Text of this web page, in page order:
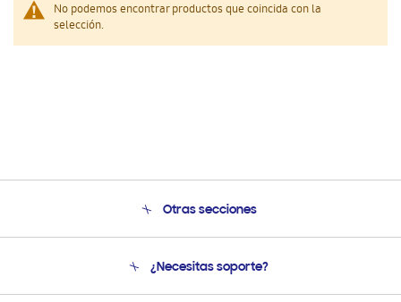
No podemos encontrar productos que coincida con la
selección.
Otras secciones
Soporte
¿Necesitas soporte?